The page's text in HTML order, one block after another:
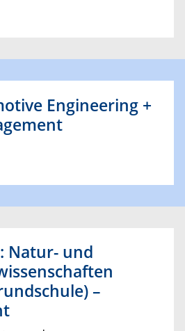
Engineering +
Natur- und
–